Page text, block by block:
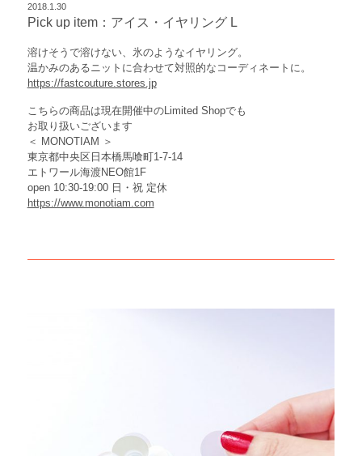
2018.1.30
Pick up item：アイス・イヤリング L
溶けそうで溶けない、氷のようなイヤリング。
温かみのあるニットに合わせて対照的なコーディネートに。
https://fastcouture.stores.jp
こちらの商品は現在開催中のLimited Shopでも
お取り扱いございます
＜ MONOTIAM ＞
東京都中央区日本橋馬喰町1-7-14
エトワール海渡NEO館1F
open 10:30-19:00 日・祝 定休
https://www.monotiam.com